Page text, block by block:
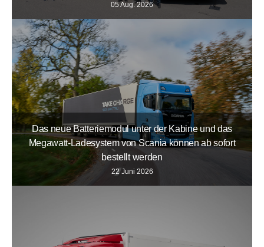
05 Aug. 2026
Das neue Batteriemodul unter der Kabine und das
Megawatt-Ladesystem von Scania können ab sofort
bestellt werden
22 Juni 2026